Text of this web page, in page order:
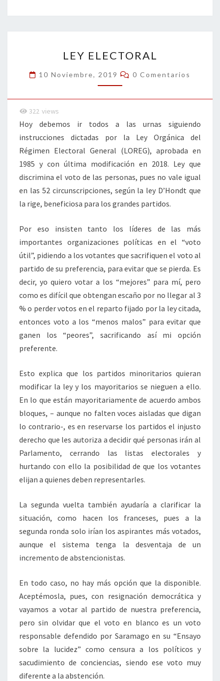
o
o
er dI
n
l
p
ar
tir
ELECTORAL
LEY ELECTORAL
10 Noviembre, 2019 Comentarios
0 Comentarios
322 views
Hoy debemos ir todos a las urnas siguiendo
instrucciones dictadas por la Ley Orgánica del
Régimen Electoral General (LOREG), aprobada en
1985 y con última modificación en 2018. Ley que
discrimina el voto de las personas, pues no vale igual
en las 52 circunscripciones, según la ley D’Hondt que
la rige, beneficiosa para los grandes partidos.
Por eso insisten tanto los líderes de las más
importantes organizaciones políticas en el “voto
útil”, pidiendo a los votantes que sacrifiquen el voto al
partido de su preferencia, para evitar que se pierda. Es
decir, yo quiero votar a los “mejores” para mí, pero
como es difícil que obtengan escaño por no llegar al 3
% o perder votos en el reparto fijado por la ley citada,
entonces voto a los “menos malos” para evitar que
ganen los “peores”, sacrificando así mi opción
preferente.
Esto explica que los partidos minoritarios quieran
modificar la ley y los mayoritarios se nieguen a ello.
En lo que están mayoritariamente de acuerdo ambos
bloques, – aunque no falten voces aisladas que digan
lo contrario-, es en reservarse los partidos el injusto
derecho que les autoriza a decidir qué personas irán al
Parlamento, cerrando las listas electorales y
hurtando con ello la posibilidad de que los votantes
elijan a quienes deben representarles.
La segunda vuelta también ayudaría a clarificar la
situación, como hacen los franceses, pues a la
segunda ronda solo irían los aspirantes más votados,
aunque el sistema tenga la desventaja de un
incremento de abstencionistas.
En todo caso, no hay más opción que la disponible.
Aceptémosla, pues, con resignación democrática y
vayamos a votar al partido de nuestra preferencia,
pero sin olvidar que el voto en blanco es un voto
responsable defendido por Saramago en su “Ensayo
sobre la lucidez” como censura a los políticos y
sacudimiento de conciencias, siendo ese voto muy
diferente a la abstención.